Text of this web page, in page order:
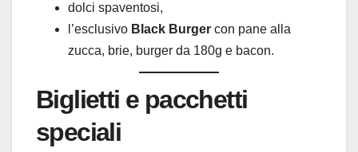
dolci spaventosi,
l’esclusivo Black Burger con pane alla
zucca, brie, burger da 180g e bacon.
Biglietti e pacchetti
speciali